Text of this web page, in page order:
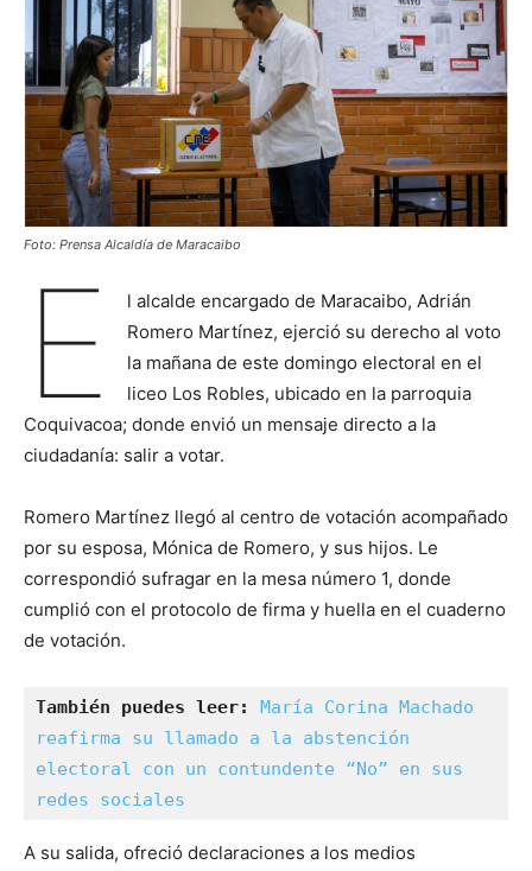
Foto: Prensa Alcaldía de Maracaibo
E
l alcalde encargado de Maracaibo, Adrián
Romero Martínez, ejerció su derecho al voto
la mañana de este domingo electoral en el
liceo Los Robles, ubicado en la parroquia
Coquivacoa; donde envió un mensaje directo a la
ciudadanía: salir a votar.
Romero Martínez llegó al centro de votación acompañado
por su esposa, Mónica de Romero, y sus hijos. Le
correspondió sufragar en la mesa número 1, donde
cumplió con el protocolo de firma y huella en el cuaderno
de votación.
También puedes leer:
María Corina Machado
reafirma su llamado a la abstención
electoral con un contundente “No” en sus
redes sociales
A su salida, ofreció declaraciones a los medios